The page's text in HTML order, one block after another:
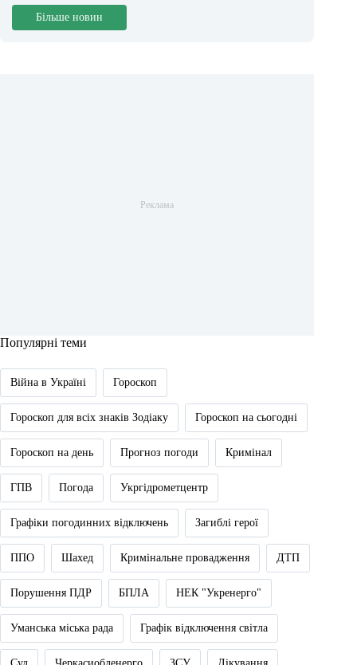
Більше новин
Популярні теми
Війна в Україні Гороскоп
Гороскоп для всіх знаків Зодіаку Гороскоп на сьогодні
Гороскоп на день Прогноз погоди Кримінал
ГПВ Погода Укргідрометцентр
Графіки погодинних відключень Загиблі герої
ППО Шахед Кримінальне провадження ДТП
Порушення ПДР БПЛА НЕК "Укренерго"
Уманська міська рада Графік відключення світла